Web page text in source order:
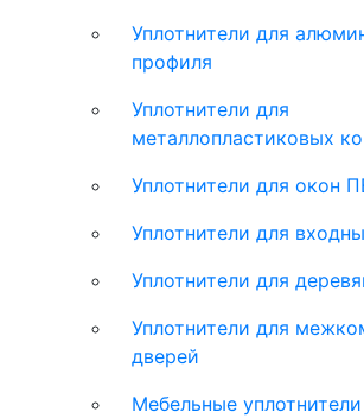
Уплотнители для
профиля
Уплотнители для
металлопластиковых
Уплотнители для окон
Уплотнители для
Уплотнители для
Уплотнители для
дверей
Мебельные уплотнители